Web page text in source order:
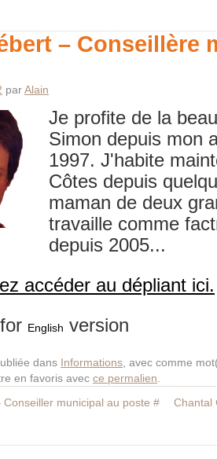
– Conseillère
parAlain
Je profite de la
Simon depuis mon
1997. J'habite
Côtes depuis
maman de deux
travaille comme
depuis 2005...
accéder au dépliant ici.
English version
dans Informations , avec comme
en favoris avec ce permalien
Conseiller municipal au poste #
Chantal